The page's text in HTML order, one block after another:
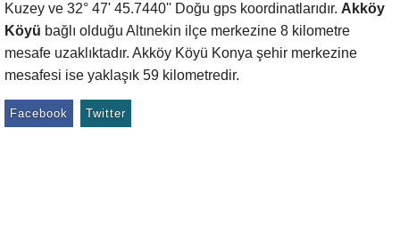
Kuzey ve 32° 47' 45.7440'' Doğu gps koordinatlarıdır. Akköy
Köyü bağlı olduğu Altınekin ilçe merkezine 8 kilometre
mesafe uzaklıktadır. Akköy Köyü Konya şehir merkezine
mesafesi ise yaklaşık 59 kilometredir.
Facebook Twitter